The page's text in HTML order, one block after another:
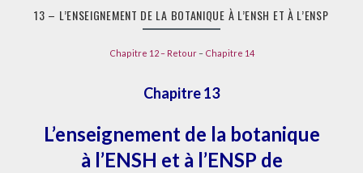
–
L’ENSP
13 – L’ENSEIGNEMENT DE LA BOTANIQUE À L’ENSH ET À L’ENSP
Chapitre 12– Retour– Chapitre 14
Chapitre 13
L’enseignement de la botanique
à l’ENSH et à l’ENSP de